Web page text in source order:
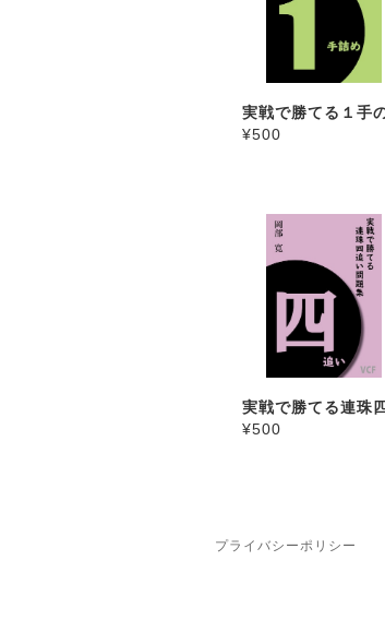
実戦で勝てる１手
め連珠
¥500
実戦で勝てる連珠
い問題集
¥500
プライバシーポリシー